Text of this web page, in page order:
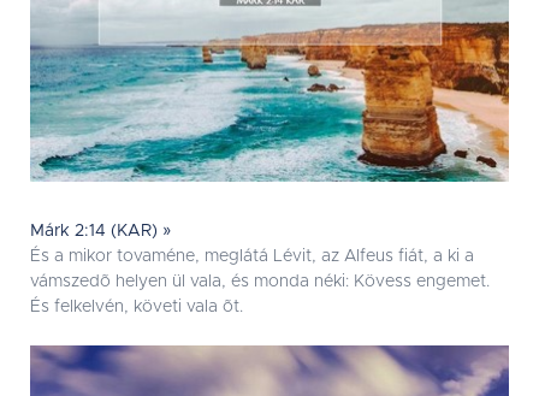
Márk 2:14 (KAR) »
És a mikor tovaméne, meglátá Lévit, az Alfeus fiát, a ki a
vámszedõ helyen ül vala, és monda néki: Kövess engemet.
És felkelvén, követi vala õt.